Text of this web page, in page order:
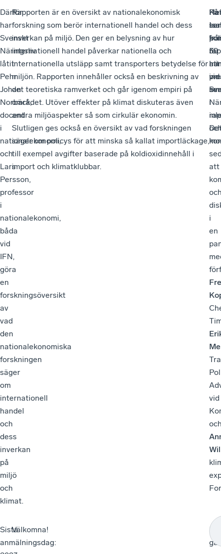
Därför
har
Svenskt
Näringsliv
låtit
Pehr
Johan
Norbäck,
docent
i
nationalekonomi,
och
Lars
Persson,
professor
i
nationalekonomi,
båda
vid
IFN,
göra
en
forskningsöversikt
av
vad
den
nationalekonomiska
forskningen
säger
om
internationell
handel
och
dess
inverkan
på
miljö
och
klimat.
Rapporten är en översikt av nationalekonomisk
forskning som berör internationell handel och dess
inverkan på miljö. Den ger en belysning av hur
internationell handel påverkar nationella och
internationella utsläpp samt transporters betydelse för
miljön. Rapporten innehåller också en beskrivning av
det teoretiska ramverket och går igenom empiri på
området. Utöver effekter på klimat diskuteras även
andra miljöaspekter så som cirkulär ekonomin.
Slutligen ges också en översikt av vad forskningen
säger om policys för att minska så kallat importläckage,
till exempel avgifter baserade på koldioxidinnehåll i
import och klimatklubbar.
På
att
i
att
i
en
vid
för
vid
30
Sista
anmälningsdag:
Välkomna!